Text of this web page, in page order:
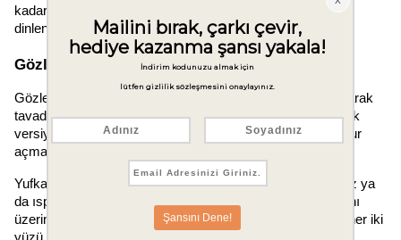
kadar pişirin. Fırından çıkar çıkmaz değil, birkaç dakika
dinlendirdikten sonra dilimleyerek servis yapın.
Gözleme Tarifi
Gözleme, ince açılmış hamurun içine çeşitli harçlar konularak
tavada pişirildiği geleneksel bir Türk lezzetidir. Tavalık pratik
versiyonu için hazır yufka da kullanılabilir; bu sayede hamur
açma zahmetinden kurtulunur.
Yufkayı düz bir zemine serin, yarısına peynir ve maydanoz ya
da ıspanak ve beyaz peynir karışımını yayın. Diğer yarısını
üzerine katlayın. Kuru ya da çok az yağlı ısıtılmış tavada her iki